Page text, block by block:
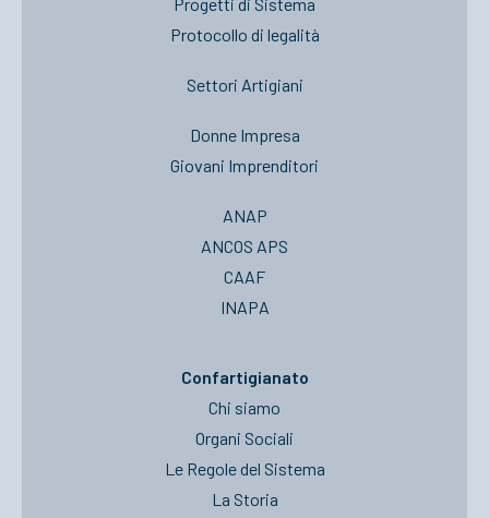
Protocollo di legalità
Settori Artigiani
Donne Impresa
Giovani Imprenditori
ANAP
ANCOS APS
CAAF
INAPA
Confartigianato
Chi siamo
Organi Sociali
Le Regole del Sistema
La Storia